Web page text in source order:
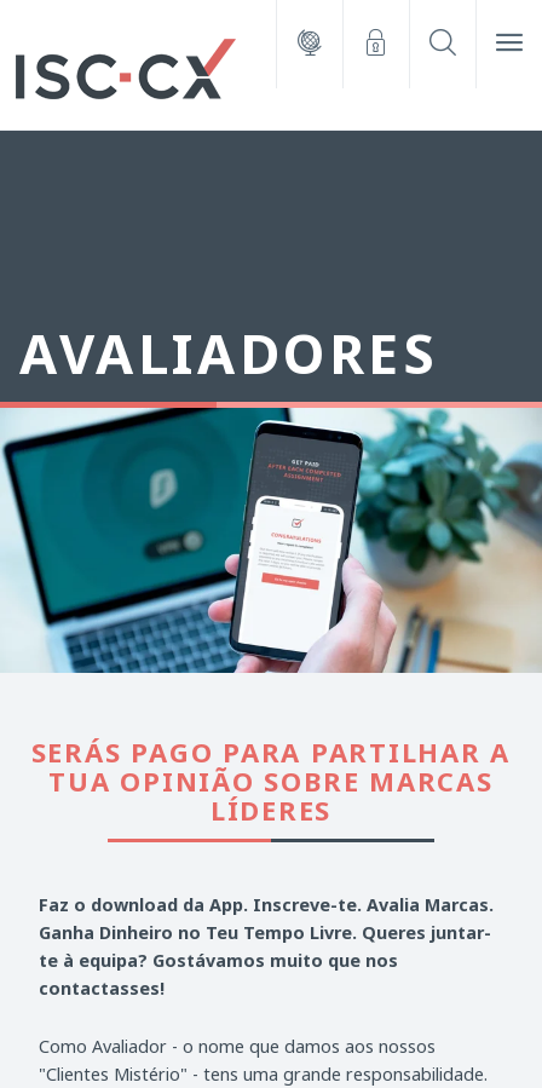
AVALIADORES
SERÁS PAGO PARA PARTILHAR A
TUA OPINIÃO SOBRE MARCAS
LÍDERES
Faz o download da App. Inscreve-te. Avalia Marcas.
Ganha Dinheiro no Teu Tempo Livre. Queres juntar-
te à equipa? Gostávamos muito que nos
contactasses!
Como Avaliador - o nome que damos aos nossos
"Clientes Mistério" - tens uma grande responsabilidade.